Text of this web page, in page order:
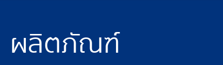
ผลิตภัณฑ์